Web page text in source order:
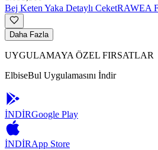
Bej Keten Yaka Detaylı CeketRAWEA
Daha Fazla
UYGULAMAYA ÖZEL FIRSATLAR
ElbiseBul Uygulamasını İndir
İNDİRGoogle Play
İNDİRApp Store